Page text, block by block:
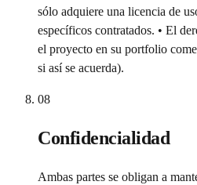
sólo adquiere una licencia de
específicos contratados. • El
el proyecto en su portfolio
si así se acuerda).
08
Confidencialidad
Ambas partes se obligan a